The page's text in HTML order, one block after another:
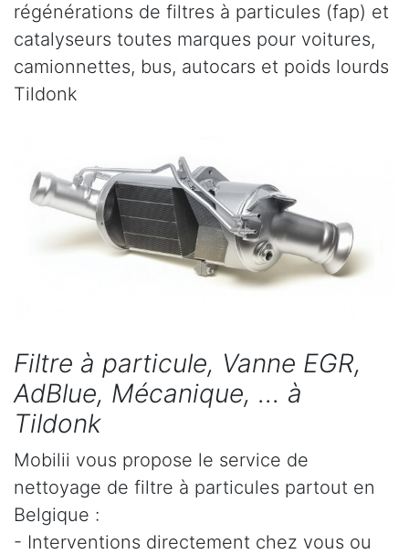
régénérations de filtres à particules (fap) et
catalyseurs toutes marques pour voitures,
camionnettes, bus, autocars et poids lourds
Tildonk
Filtre à particule, Vanne EGR,
AdBlue, Mécanique, ... à
Tildonk
Mobilii vous propose le service de
nettoyage de filtre à particules partout en
Belgique :
- Interventions directement chez vous ou